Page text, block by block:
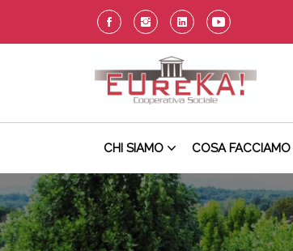
CHI SIAMO COSA FACCIAMO